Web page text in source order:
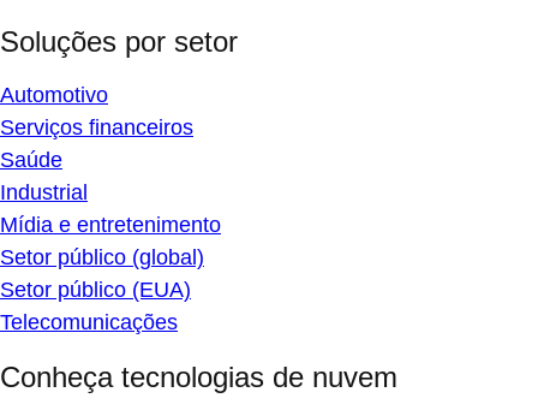
Soluções por setor
Automotivo
Serviços financeiros
Saúde
Industrial
Mídia e entretenimento
Setor público (global)
Setor público (EUA)
Telecomunicações
Conheça tecnologias de nuvem